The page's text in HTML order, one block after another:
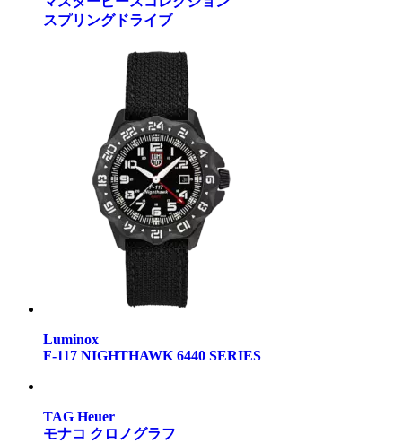
スプリングドライブ
Luminox
F-117 NIGHTHAWK 6440 SERIES
TAG Heuer
モナコ クロノグラフ